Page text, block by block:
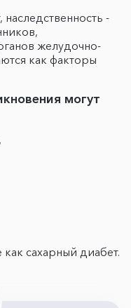
наследственность -
желудочно-
как факторы
могут
сахарный диабет.